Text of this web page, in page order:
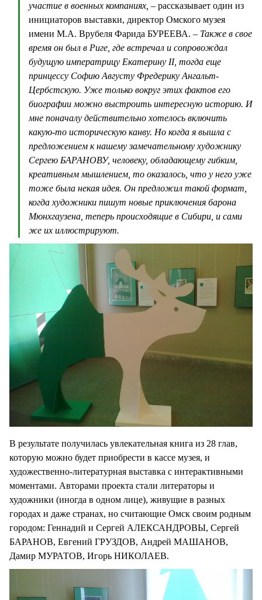
участие в военных компаниях, – рассказывает один из
инициаторов выставки, директор Омского музея
имени М.А. Врубеля Фарида БУРЕЕВА. – Также в свое
время он был в Риге, где встречал и сопровождал
будущую императрицу Екатерину II, тогда еще
принцессу Софию Августу Фредерику Ангальт-
Цербстскую. Уже только вокруг этих фактов его
биографии можно выстроить интересную историю. И
мне поначалу действительно хотелось включить
какую-то историческую канву. Но когда я вышла с
предложением к нашему замечательному художнику
Сергею БАРАНОВУ, человеку, обладающему гибким,
креативным мышлением, то оказалось, что у него уже
тоже была некая идея. Он предложил такой формат,
когда художники пишут новые приключения барона
Мюнхгаузена, теперь происходящие в Сибири, и сами
же их иллюстрируют.
В результате получилась увлекательная книга из 28 глав,
которую можно будет приобрести в кассе музея, и
художественно-литературная выставка с интерактивными
моментами. Авторами проекта стали литераторы и
художники (иногда в одном лице), живущие в разных
городах и даже странах, но считающие Омск своим родным
городом: Геннадий и Сергей АЛЕКСАНДРОВЫ, Сергей
БАРАНОВ, Евгений ГРУЗДОВ, Андрей МАШАНОВ,
Дамир МУРАТОВ, Игорь НИКОЛАЕВ.